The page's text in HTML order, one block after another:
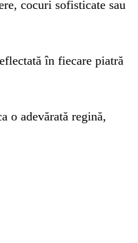
cocuri sofisticate sau
în fiecare piatră
o adevărată regină,